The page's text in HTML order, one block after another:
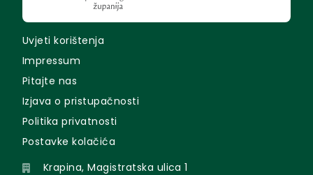
Uvjeti korištenja
Impressum
Pitajte nas
Izjava o pristupačnosti
Politika privatnosti
Postavke kolačića
Krapina, Magistratska ulica 1